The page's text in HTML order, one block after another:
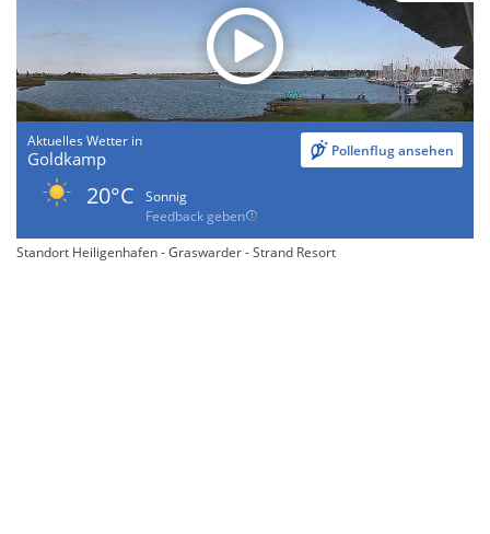
Aktuelles Wetter in
Goldkamp Pollenflug ansehen
20°C
Sonnig
Feedback geben
Standort Heiligenhafen - Graswarder - Strand Resort